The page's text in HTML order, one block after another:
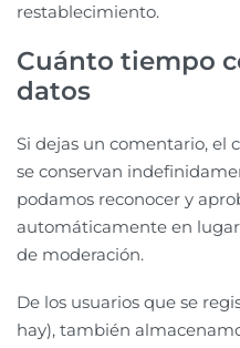
restablecimiento.
Cuánto tiempo
datos
Si dejas un comentario, el
se conservan
podamos reconocer y
automáticamente en
de moderación.
De los usuarios que se
hay), también